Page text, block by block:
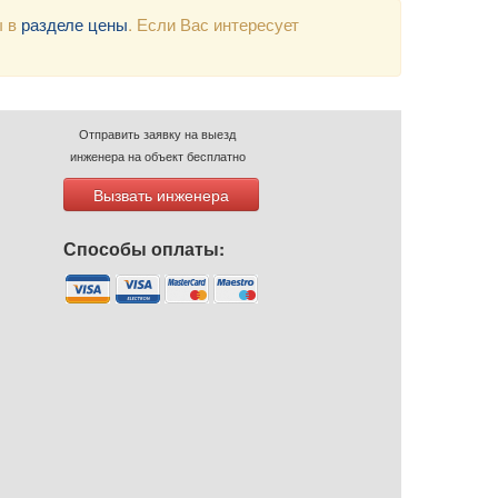
в разделе цены. Если Вас интересует
Отправить заявку на выезд
инженера на объект бесплатно
Вызвать инженера
Способы оплаты: